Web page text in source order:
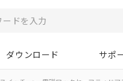
ダウンロード サポ